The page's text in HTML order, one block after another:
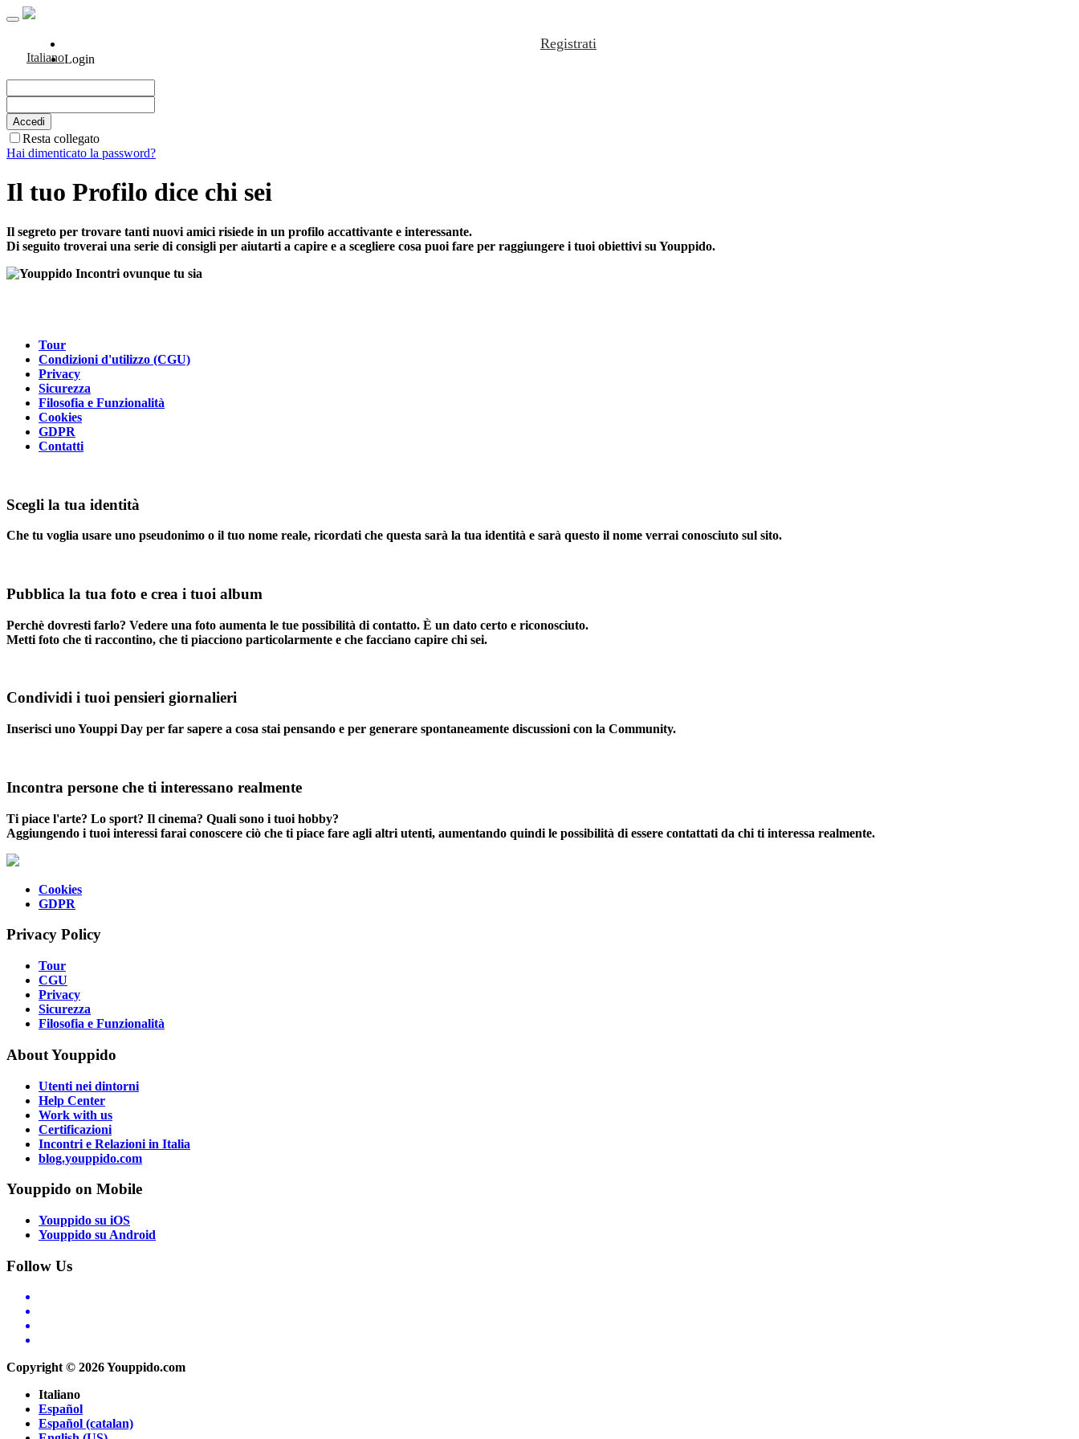
Italiano
Registrati
Login
Resta collegato
Hai dimenticato la password?
Il tuo Profilo dice chi sei
Il segreto per trovare tanti nuovi amici risiede in un profilo accattivante e interessante.
Di seguito troverai una serie di consigli per aiutarti a capire e a scegliere cosa puoi fare per raggiungere i tuoi obiettivi su Youppido.
Tour
Condizioni d'utilizzo (CGU)
Privacy
Sicurezza
Filosofia e Funzionalità
Cookies
GDPR
Contatti
Scegli la tua identità
Che tu voglia usare uno pseudonimo o il tuo nome reale, ricordati che questa sarà la tua identità e sarà questo il nome verrai conosciuto sul sito.
Pubblica la tua foto e crea i tuoi album
Perchè dovresti farlo? Vedere una foto aumenta le tue possibilità di contatto. È un dato certo e riconosciuto.
Metti foto che ti raccontino, che ti piacciono particolarmente e che facciano capire chi sei.
Condividi i tuoi pensieri giornalieri
Inserisci uno Youppi Day per far sapere a cosa stai pensando e per generare spontaneamente discussioni con la Community.
Incontra persone che ti interessano realmente
Ti piace l'arte? Lo sport? Il cinema? Quali sono i tuoi hobby?
Aggiungendo i tuoi interessi farai conoscere ciò che ti piace fare agli altri utenti, aumentando quindi le possibilità di essere contattati da chi ti interessa realmente.
Cookies
GDPR
Privacy Policy
Tour
CGU
Privacy
Sicurezza
Filosofia e Funzionalità
About Youppido
Utenti nei dintorni
Help Center
Work with us
Certificazioni
Incontri e Relazioni in Italia
blog.youppido.com
Youppido on Mobile
Youppido su iOS
Youppido su Android
Follow Us
Copyright © 2026 Youppido.com
Italiano
Español
Español (catalan)